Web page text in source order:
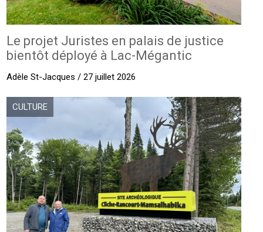
Le projet Juristes en palais de justice
bientôt déployé à Lac-Mégantic
Adèle St-Jacques / 27 juillet 2026
CULTURE